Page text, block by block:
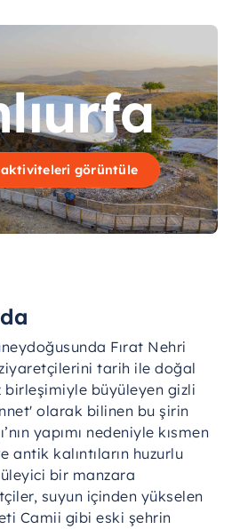
görüntüle
Fırat Nehri
ziyaretçilerini tarih ile doğal
birleşimiyle büyüleyen gizli
olarak bilinen bu şirin
yapımı nedeniyle kısmen
antik kalıntıların huzurlu
bir manzara
suyun içinden yükselen
Camii gibi eski şehrin